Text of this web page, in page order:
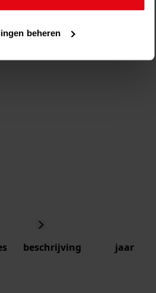
beheren
beschrijving jaar